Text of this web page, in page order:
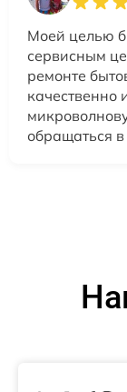
Моей целью
сервисным
ремонте
качественно
обращаться